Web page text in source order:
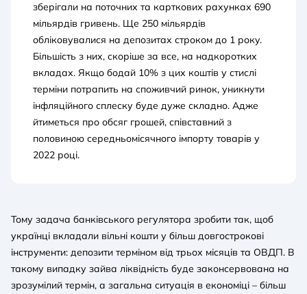
зберігали на поточних та карткових рахунках 690
мільярдів гривень. Ще 250 мільярдів
обліковувалися на депозитах строком до 1 року.
Більшість з них, скоріше за все, на надкоротких
вкладах. Якщо бодай 10% з цих коштів у стислі
терміни потрапить на споживчий ринок, уникнути
інфляційного сплеску буде дуже складно. Адже
йтиметься про обсяг грошей, співставний з
половиною середньомісячного імпорту товарів у
2022 році.
Тому задача банківського регулятора зробити так, щоб
українці вкладали вільні кошти у більш довгострокові
інструменти: депозити терміном від трьох місяців та ОВДП. В
такому випадку зайва ліквідність буде законсервована на
зрозумілий термін, а загальна ситуація в економіці – більш